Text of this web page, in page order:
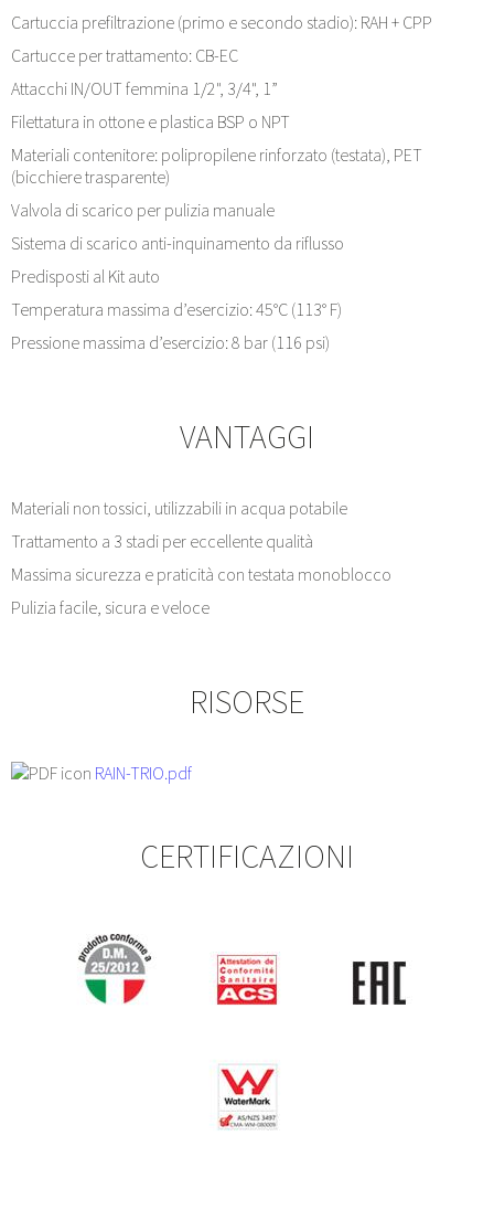
Cartuccia prefiltrazione (primo e secondo stadio): RAH + CPP
Cartucce per trattamento: CB-EC
Attacchi IN/OUT femmina 1/2", 3/4", 1”
Filettatura in ottone e plastica BSP o NPT
Materiali contenitore: polipropilene rinforzato (testata), PET
(bicchiere trasparente)
Valvola di scarico per pulizia manuale
Sistema di scarico anti-inquinamento da riflusso
Predisposti al Kit auto
Temperatura massima d’esercizio: 45°C (113° F)
Pressione massima d’esercizio: 8 bar (116 psi)
VANTAGGI
Materiali non tossici, utilizzabili in acqua potabile
Trattamento a 3 stadi per eccellente qualità
Massima sicurezza e praticità con testata monoblocco
Pulizia facile, sicura e veloce
RISORSE
RAIN-TRIO.pdf
CERTIFICAZIONI